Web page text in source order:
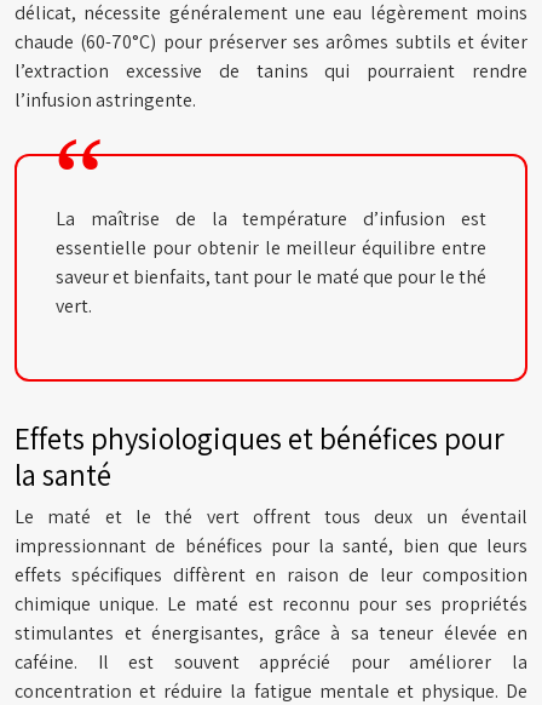
délicat, nécessite généralement une eau légèrement moins
chaude (60-70°C) pour préserver ses arômes subtils et éviter
l’extraction excessive de tanins qui pourraient rendre
l’infusion astringente.
La maîtrise de la température d’infusion est
essentielle pour obtenir le meilleur équilibre entre
saveur et bienfaits, tant pour le maté que pour le thé
vert.
Effets physiologiques et bénéfices pour
la santé
Le maté et le thé vert offrent tous deux un éventail
impressionnant de bénéfices pour la santé, bien que leurs
effets spécifiques diffèrent en raison de leur composition
chimique unique. Le maté est reconnu pour ses propriétés
stimulantes et énergisantes, grâce à sa teneur élevée en
caféine. Il est souvent apprécié pour améliorer la
concentration et réduire la fatigue mentale et physique. De